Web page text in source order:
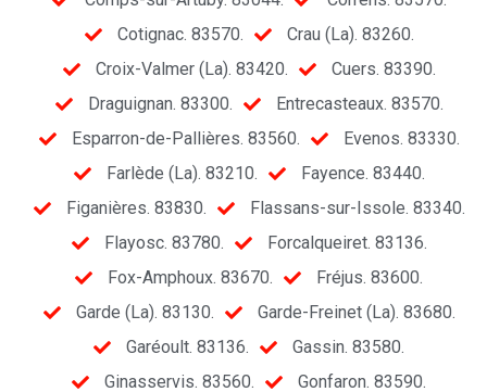
Cotignac. 83570.
Crau (La). 83260.
Croix-Valmer (La). 83420.
Cuers. 83390.
Draguignan. 83300.
Entrecasteaux. 83570.
Esparron-de-Pallières. 83560.
Evenos. 83330.
Farlède (La). 83210.
Fayence. 83440.
Figanières. 83830.
Flassans-sur-Issole. 83340.
Flayosc. 83780.
Forcalqueiret. 83136.
Fox-Amphoux. 83670.
Fréjus. 83600.
Garde (La). 83130.
Garde-Freinet (La). 83680.
Garéoult. 83136.
Gassin. 83580.
Ginasservis. 83560.
Gonfaron. 83590.